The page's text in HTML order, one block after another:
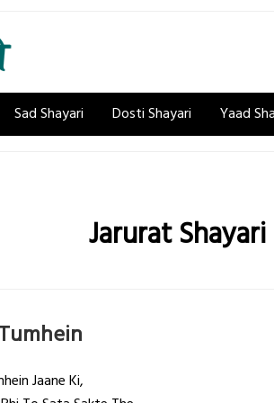
Sad Shayari Dosti Shayari Yaad
Jarurat Shayari
Jaane Ki,